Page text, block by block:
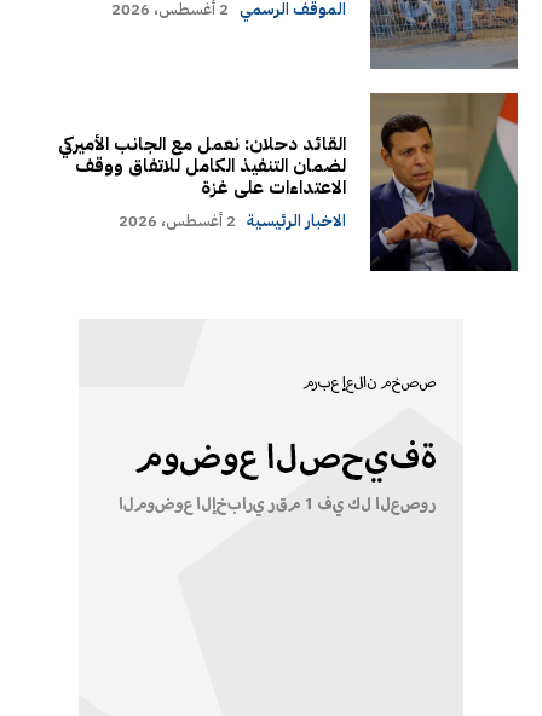
الموقف الرسمي 2 أغسطس، 2026
القائد دحلان: نعمل مع الجانب الأميركي
لضمان التنفيذ الكامل للاتفاق ووقف
الاعتداءات على غزة
الاخبار الرئيسية 2 أغسطس، 2026